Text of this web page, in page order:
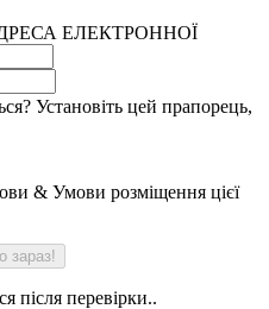
ЕЛЕКТРОННОЇ
Установіть цей прапорець,
& Умови розміщення цієї
після перевірки..